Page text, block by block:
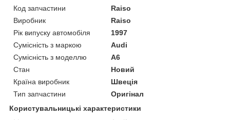
Код запчастини
Raiso
Виробник
Raiso
Рік випуску автомобіля
1997
Сумісність з маркою
Audi
Сумісність з моделлю
A6
Стан
Новий
Країна виробник
Швеція
Тип запчастини
Оригінал
Користувальницькі характеристики